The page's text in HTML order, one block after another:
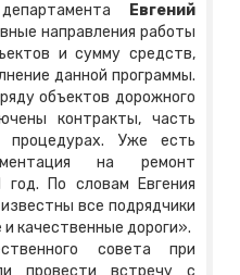
Евгений
направления работы
и сумму средств,
данной программы.
объектов дорожного
контракты, часть
процедурах. Уже есть
на ремонт
По словам Евгения
все подрядчики
качественные дороги».
совета при